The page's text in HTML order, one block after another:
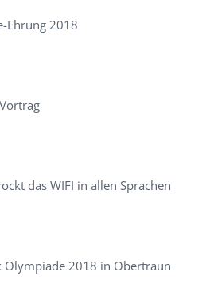
Ehrung 2018
das WIFI in allen Sprachen
Olympiade 2018 in Obertraun